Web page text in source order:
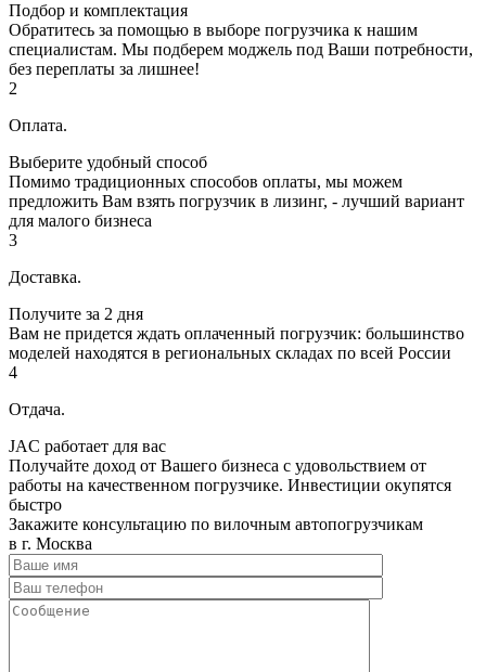
Подбор и комплектация
Обратитесь за помощью в выборе погрузчика к нашим
специалистам. Мы подберем моджель под Ваши потребности,
без переплаты за лишнее!
2
Оплата.
Выберите удобный способ
Помимо традиционных способов оплаты, мы можем
предложить Вам взять погрузчик в лизинг, - лучший вариант
для малого бизнеса
3
Доставка.
Получите за 2 дня
Вам не придется ждать оплаченный погрузчик: большинство
моделей находятся в региональных складах по всей России
4
Отдача.
JAC работает для вас
Получайте доход от Вашего бизнеса с удовольствием от
работы на качественном погрузчике. Инвестиции окупятся
быстро
Закажите консультацию по вилочным автопогрузчикам
в г. Москва